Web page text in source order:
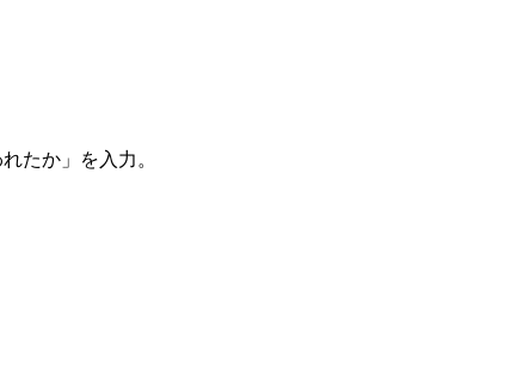
たか」を入力。